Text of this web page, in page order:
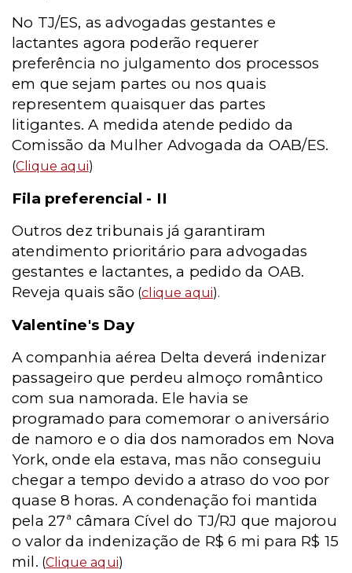
No TJ/ES, as advogadas gestantes e
lactantes agora poderão requerer
preferência no julgamento dos processos
em que sejam partes ou nos quais
representem quaisquer das partes
litigantes. A medida atende pedido da
Comissão da Mulher Advogada da OAB/ES.
(Clique aqui)
Fila preferencial - II
Outros dez tribunais já garantiram
atendimento prioritário para advogadas
gestantes e lactantes, a pedido da OAB.
Reveja quais são (clique aqui).
Valentine's Day
A companhia aérea Delta deverá indenizar
passageiro que perdeu almoço romântico
com sua namorada. Ele havia se
programado para comemorar o aniversário
de namoro e o dia dos namorados em Nova
York, onde ela estava, mas não conseguiu
chegar a tempo devido a atraso do voo por
quase 8 horas. A condenação foi mantida
pela 27ª câmara Cível do TJ/RJ que majorou
o valor da indenização de R$ 6 mi para R$ 15
mil. (Clique aqui)